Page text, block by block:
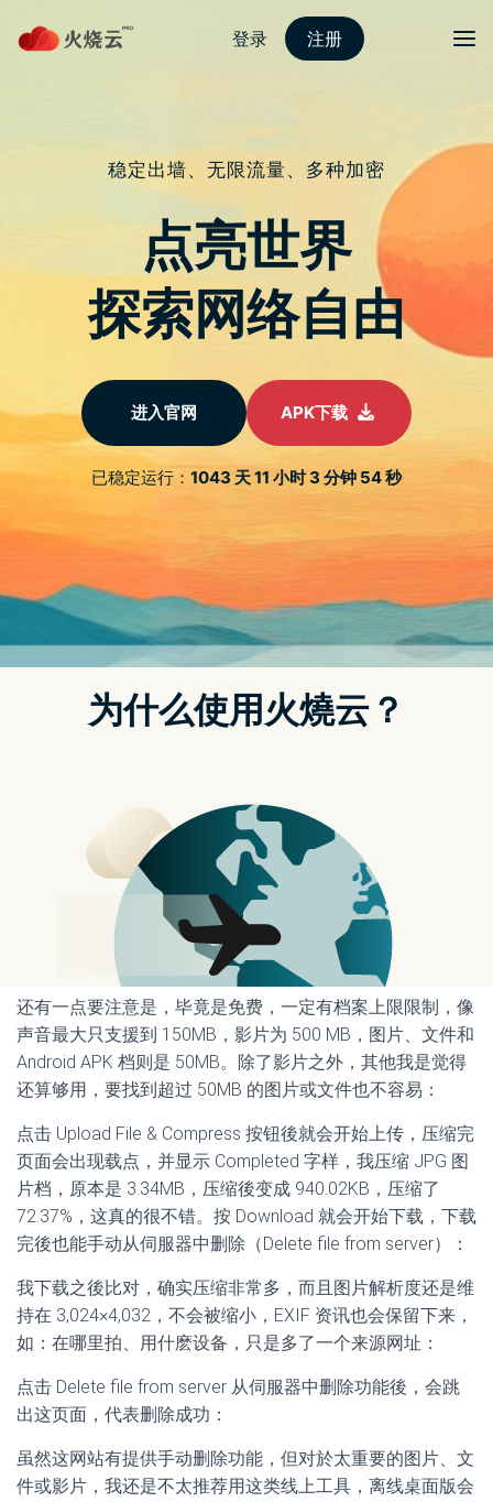
nordvpn 安卓
YouCompress 万能线上压缩免费工
具，影片、图片、PDF 都支援
2022 年 3 月 3 日 由nordvpn怎么用 发布
有时候要传档案给朋友，或有在经营网站的人，一定会碰到
档案太大的情况，这时就会需要用到压缩工具，而现在网路
上有不少选择，但大多都是针对单一档案类型，如：图片压
缩，这篇就要推荐一个万能的线上压缩免费工具
「YouCompress」，常用的档案类型都支援，包括：图片、
影片、PDF、GIF 等，压缩品质也相当高，我测试过照片
档，不仅压缩了 72% 左右，打开照片之後，画质几乎没有
变，就跟原始差不多（至少肉眼看不出来）。
YouCompress 万能线上压缩免费
工具介绍，支援超多档案类型，
压缩品质相当不错
进到 YouCompress 网站之後，就能看到选择档案的功能，
MP4、MOV、MP3、PDF、PNG、JPG、JPEG、GIF 格式都
支援（其实还不只这些），比较可惜是这网站不支援拖拉功
能，必须手动选择，点击 Select file 来选择。此外，这网站
也只能一个一个档案压缩，无法批次处理，这比较麻烦一
点，有大量档案压缩需求的人，就建议使用其他工具：
还有一点要注意是，毕竟是免费，一定有档案上限限制，像
声音最大只支援到 150MB，影片为 500 MB，图片、文件和
Android APK 档则是 50MB。除了影片之外，其他我是觉得
还算够用，要找到超过 50MB 的图片或文件也不容易：
点击 Upload File & Compress 按钮後就会开始上传，压缩完
页面会出现载点，并显示 Completed 字样，我压缩 JPG 图
片档，原本是 3.34MB，压缩後变成 940.02KB，压缩了
72.37%，这真的很不错。按 Download 就会开始下载，下载
完後也能手动从伺服器中删除（Delete file from server）：
我下载之後比对，确实压缩非常多，而且图片解析度还是维
持在 3,024×4,032，不会被缩小，EXIF 资讯也会保留下来，
如：在哪里拍、用什麽设备，只是多了一个来源网址：
点击 Delete file from server 从伺服器中删除功能後，会跳
出这页面，代表删除成功：
虽然这网站有提供手动删除功能，但对於太重要的图片、文
件或影片，我还是不太推荐用这类线上工具，离线桌面版会